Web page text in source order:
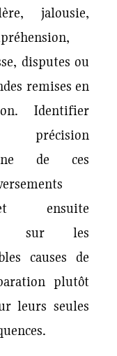
jalousie,
disputes ou
remises en
Identifier
précision
de ces
ensuite
sur les
causes de
plutôt
leurs seules